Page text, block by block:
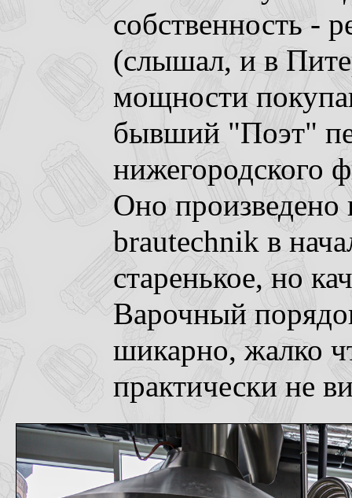
собственность -
(слышал, и в
мощности
бывший "Поэт"
нижегородского
Оно произведено
brautechnik в
старенькое, но
Варочный
шикарно, жалко
практически не